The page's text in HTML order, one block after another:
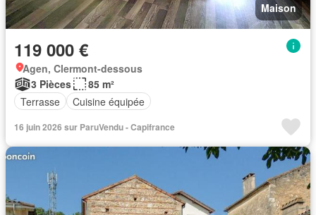
Maison
119 000 €
Agen, Clermont-dessous
3 Pièces
85 m²
Terrasse
Cuisine équipée
16 juin 2026 sur ParuVendu - Capifrance